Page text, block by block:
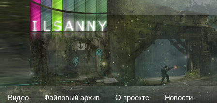
Видео Файловый архив О проекте Новости